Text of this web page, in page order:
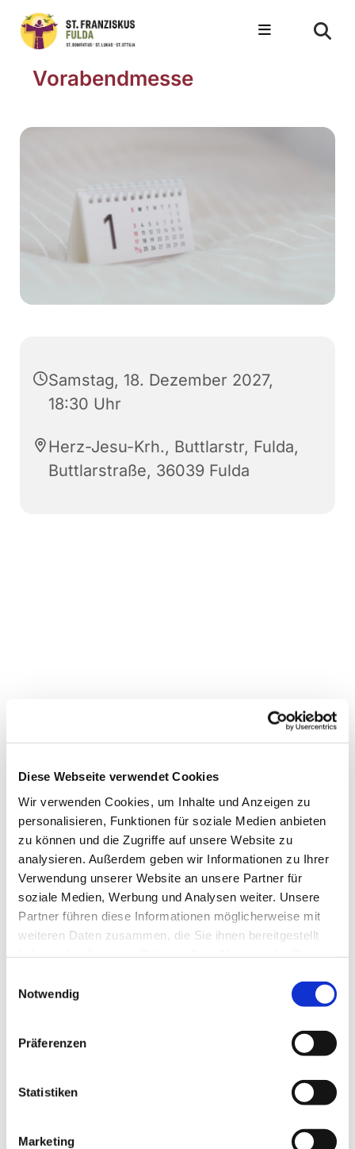
Diese Webseite verwendet Cookies
Wir verwenden Cookies, um Inhalte und Anzeigen zu
personalisieren, Funktionen für soziale Medien anbieten
zu können und die Zugriffe auf unsere Website zu
analysieren. Außerdem geben wir Informationen zu Ihrer
Verwendung unserer Website an unsere Partner für
soziale Medien, Werbung und Analysen weiter. Unsere
Partner führen diese Informationen möglicherweise mit
weiteren Daten zusammen, die Sie ihnen bereitgestellt
Notwendig
Präferenzen
Statistiken
Marketing
Vorabendmesse
Samstag, 18. Dezember 2027,
18:30 Uhr
Herz-Jesu-Krh., Buttlarstr, Fulda,
Buttlarstraße, 36039 Fulda
Dies könnte Sie auch
interessieren